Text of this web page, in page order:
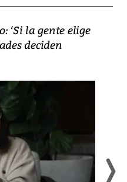
‘Si la gente elige
deciden